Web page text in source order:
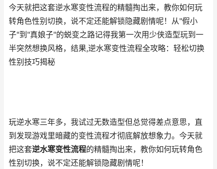
今天就把这套逆水寒变性流程的精髓掏出来，教你如何玩
转角色性别切换，说不定还能解锁隐藏剧情呢！从"假小
子"到"真娘子"的蜕变之路记得我第一次用少侠造型玩到一
半突然想换风格，结果,逆水寒变性流程全攻略：轻松切换
性别技巧揭秘
玩逆水寒三年多，我试过无数造型但总觉得差点意思，直
到发现游戏里暗藏的变性流程才彻底解放想象力。今天就
把这套逆水寒变性流程的精髓掏出来，教你如何玩转角色
性别切换，说不定还能解锁隐藏剧情呢！